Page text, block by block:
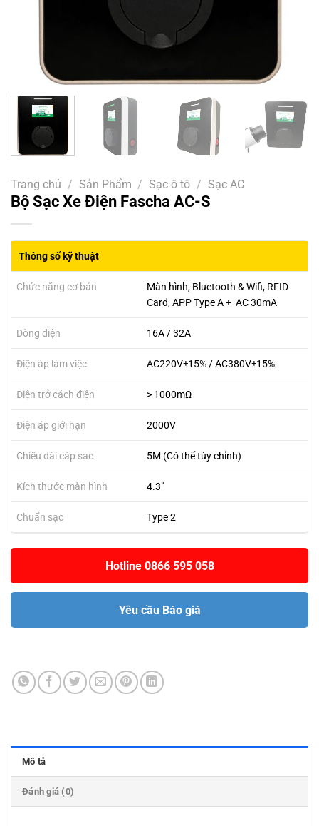
Trang chủ / Sản Phẩm / Sạc ô tô / Sạc AC
Bộ Sạc Xe Điện Fascha AC-S
Thông số kỹ thuật
Chức năng cơ bản
Màn hình, Bluetooth & Wifi, RFID
Card, APP Type A + AC 30mA
Dòng điện 16A / 32A
Điện áp làm việc AC220V±15% / AC380V±15%
Điện trở cách điện > 1000mΩ
Điện áp giới hạn 2000V
Chiều dài cáp sạc 5M (Có thể tùy chỉnh)
Kích thước màn hình 4.3"
Chuẩn sạc Type 2
Hotline 0866 595 058
Yêu cầu Báo giá
Mô tả
Đánh giá (0)